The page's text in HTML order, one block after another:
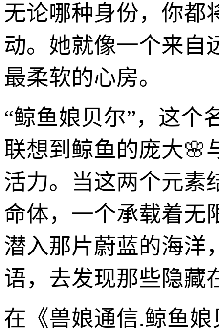
无论哪种身份，你都
动。她就像一个来自
最柔软的心房。
“鲸鱼娘贝尔”，这个
联想到鲸鱼的庞大🌸
活力。当这两个元素
命体，一个承载着无
潜入那片蔚蓝的海洋
语，去发现那些隐藏
在《兽娘通信.鲸鱼